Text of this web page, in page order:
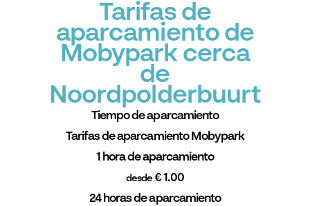
Tarifas de
aparcamiento de
Mobypark cerca
de
Noordpolderbuurt
Tiempo de aparcamiento
Tarifas de aparcamiento Mobypark
1 hora de aparcamiento
desde€ 1.00
24 horas de aparcamiento